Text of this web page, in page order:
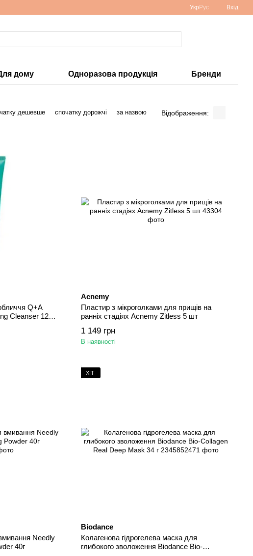
Укр Рус Вхід
дому Одноразова продукція Бренди
дешевше спочатку дорожчі за назвою Відображення:
Q+A
Cleanser 125
Acnemy
Пластир з мікроголками для прищів на
ранніх стадіях Acnemy Zitless 5 шт
1 149 грн
В наявності
Needly
40г
ХІТ
Biodance
Колагенова гідрогелева маска для
глибокого зволоження Biodance Bio-